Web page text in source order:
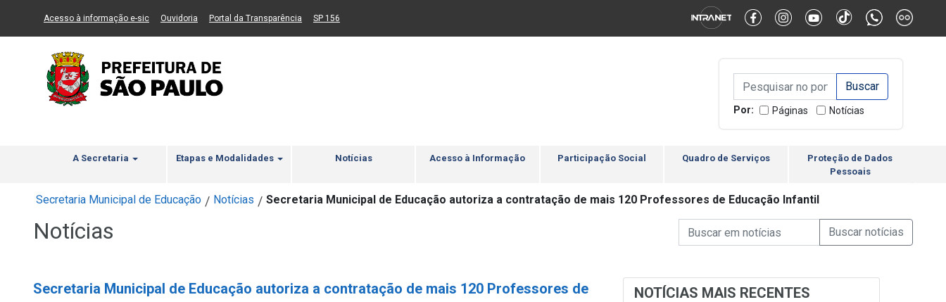
Ir ao Conteúdo Ir para menu principal 2 Ir para busca Ir para rodapé Alternar Alto Contraste Alternar Tamanho da Fonte
Acesso à informação e-sic(Link para um novo sítio)
Ouvidoria (Link para um novo sítio)
Portal da Transparência (Link para um novo sítio)
SP 156
Campo de Busca de
Campo de Busca de informaçõesEnviar a Busca
Por: Páginas Notícias
A Secretaria Etapas e Modalidades Notícias Acesso à Informação Participação Social Quadro de Serviços
Proteção de Dados
Pessoais
Secretaria Municipal de Educação / Notícias / Secretaria Municipal de Educação autoriza a contratação de mais 120 Professores de Educação Infantil
Notícias Campo de Busca de Notícias
Campo de Busca de informaçõesEnviar a Busca de
Secretaria Municipal de Educação autoriza a contratação de mais 120 Professores de
NOTÍCIAS MAIS RECENTES